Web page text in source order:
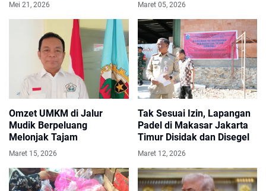
Kerja
Mei 21, 2026 Maret 05, 2026
Omzet UMKM di Jalur
Mudik Berpeluang
Melonjak Tajam
Maret 15, 2026
Tak Sesuai Izin, Lapangan
Padel di Makasar Jakarta
Timur Disidak dan Disegel
Maret 12, 2026